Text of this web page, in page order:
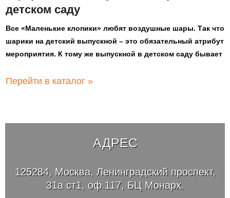
детском саду
Все «Маленькие клопики» любят воздушные шары. Так что
шарики на детский выпускной – это обязательный атрибут
мероприятия. К тому же выпускной в детском саду бывает
Перейти в каталог »
АДРЕС
125284, Москва, Ленинградский проспект,
31а ст1, оф.117, БЦ Монарх.